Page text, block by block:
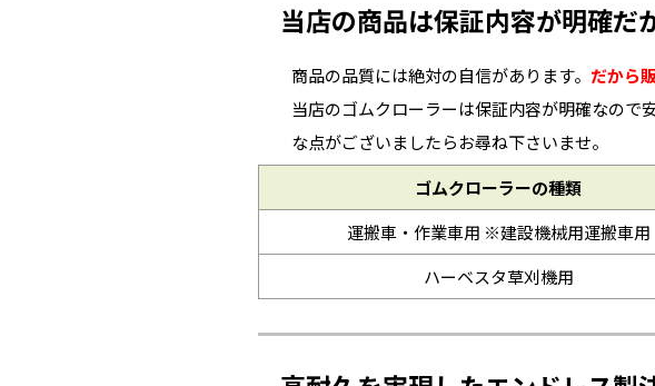
当店の商品は保証内容が明確だ
商品の品質には絶対の自信があります。 だから
当店のゴムクローラーは保証内容が明確なので
な点がございましたらお尋ね下さいませ。
ゴムクローラーの種類
運搬車・作業車用 ※建設機械用運搬車用
ハーベスタ草刈機用